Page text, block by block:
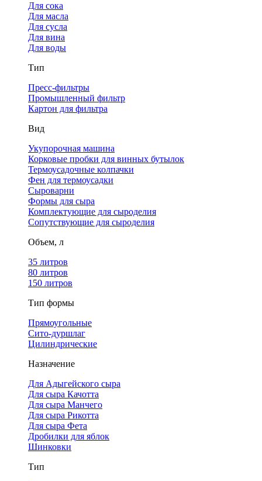
Для сока
Для масла
Для сусла
Для вина
Для воды
Тип
Пресс-фильтры
Промышленный фильтр
Картон для фильтра
Вид
Укупорочная машина
Корковые пробки для винных бутылок
Термоусадочные колпачки
Фен для термоусадки
Сыроварни
Формы для сыра
Комплектующие для сыроделия
Сопутствующие для сыроделия
Объем, л
35 литров
80 литров
150 литров
Тип формы
Прямоугольные
Сито-дуршлаг
Цилиндрические
Назначение
Для Адыгейского сыра
Для сыра Качотта
Для сыра Манчего
Для сыра Рикотта
Для сыра Фета
Дробилки для яблок
Шинковки
Тип